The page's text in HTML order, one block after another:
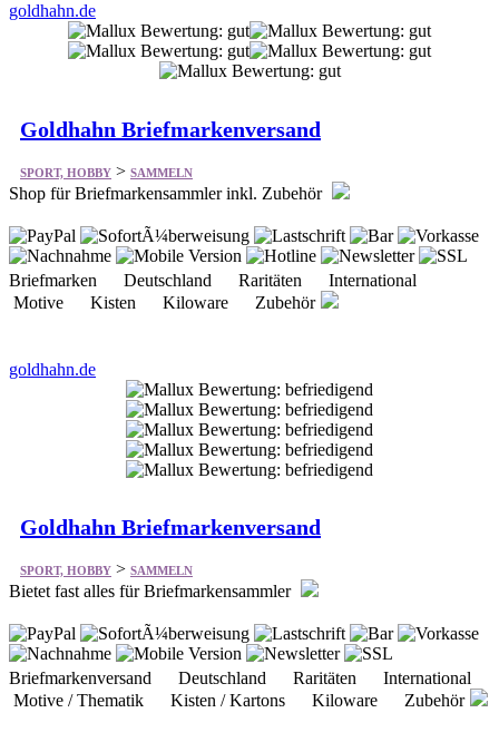
Goldhahn Briefmarkenversand
SPORT, HOBBY SAMMELN
Shop für Briefmarkensammler inkl. Zubehör
Briefmarken Deutschland Raritäten International
Motive Kisten Kiloware Zubehör
Goldhahn Briefmarkenversand
SPORT, HOBBY SAMMELN
Bietet fast alles für Briefmarkensammler
Briefmarkenversand Deutschland Raritäten International
Motive / Thematik Kisten / Kartons Kiloware Zubehör